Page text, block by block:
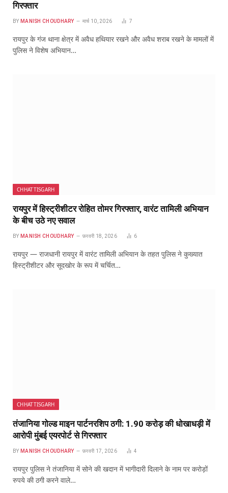
गिरफ्तार
BY MANISH CHOUDHARY मार्च 10, 2026 7
रायपुर के गंज थाना क्षेत्र में अवैध हथियार रखने और अवैध शराब रखने के मामलों में
पुलिस ने विशेष अभियान…
CHHATTISGARH
रायपुर में हिस्ट्रीशीटर रोहित तोमर गिरफ्तार, वारंट तामिली अभियान
के बीच उठे नए सवाल
BY MANISH CHOUDHARY फ़रवरी 18, 2026 6
रायपुर — राजधानी रायपुर में वारंट तामिली अभियान के तहत पुलिस ने कुख्यात
हिस्ट्रीशीटर और सूदखोर के रूप में चर्चित…
CHHATTISGARH
तंजानिया गोल्ड माइन पार्टनरशिप ठगी: 1.90 करोड़ की धोखाधड़ी में
आरोपी मुंबई एयरपोर्ट से गिरफ्तार
BY MANISH CHOUDHARY फ़रवरी 17, 2026 4
रायपुर पुलिस ने तंजानिया में सोने की खदान में भागीदारी दिलाने के नाम पर करोड़ों
रुपये की ठगी करने वाले…